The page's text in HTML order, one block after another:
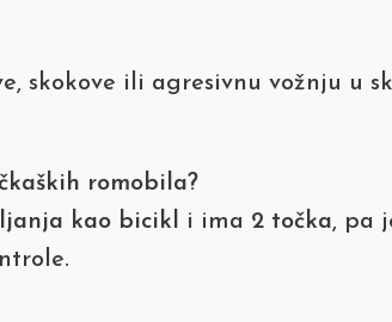
skokove ili agresivnu vožnju u
romobila?
kao bicikl i ima 2 točka, pa